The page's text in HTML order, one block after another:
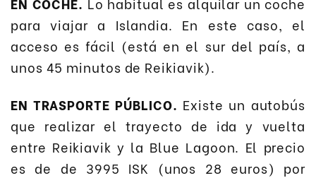
para viajar a Islandia. En este caso, el
acceso es fácil (está en el sur del país, a
unos 45 minutos de Reikiavik).
EN TRASPORTE PÚBLICO. Existe un autobús
que realizar el trayecto de ida y vuelta
entre Reikiavik y la Blue Lagoon. El precio
es de de 3995 ISK (unos 28 euros) por